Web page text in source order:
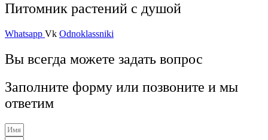
Питомник растений с душой
Whatsapp Vk Odnoklassniki
Вы всегда можете задать вопрос
Заполните форму или позвоните и мы
ответим